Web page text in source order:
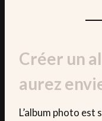
Créer un
aurez
L’album photo